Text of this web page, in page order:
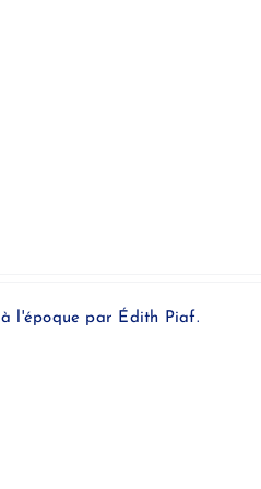
l'époque par Édith Piaf.